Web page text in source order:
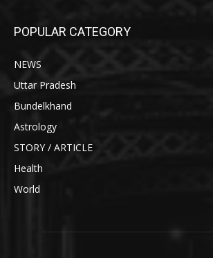
POPULAR CATEGORY
NEWS
Uttar Pradesh
Bundelkhand
Astrology
STORY / ARTICLE
Health
World